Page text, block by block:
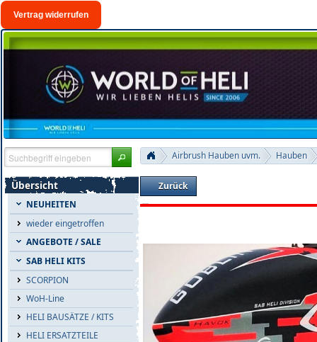
Vertrag widerrufen
Übersicht
NEUHEITEN
wieder eingetroffen
ANGEBOTE / SALE
SAB HELI KITS
SCORPION
WoH-Line
HELI BAUSÄTZE / KITS
HELI ERSATZTEILE
Airbrush Hauben uvm. Hauben
Zurück